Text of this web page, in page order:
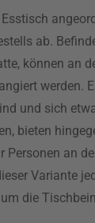
ab.
können an
werden.
und sich
bieten
Personen an
Variante
die